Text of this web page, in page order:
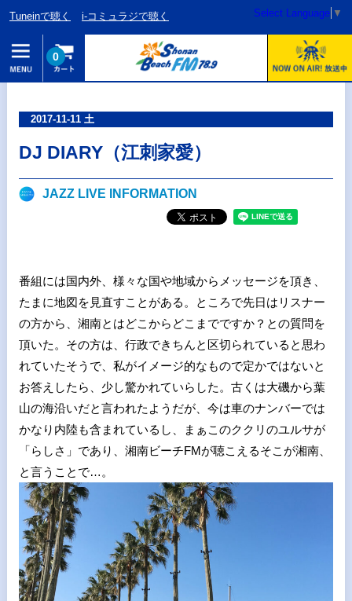
Tuneinで聴く i-コミュラジで聴く Select Language ▼
0
2017-11-11 土
DJ DIARY（江刺家愛）
JAZZ LIVE INFORMATION
番組には国内外、様々な国や地域からメッセージを頂き、
たまに地図を見直すことがある。ところで先日はリスナー
の方から、湘南とはどこからどこまでですか？との質問を
頂いた。その方は、行政できちんと区切られていると思わ
れていたそうで、私がイメージ的なもので定かではないと
お答えしたら、少し驚かれていらした。古くは大磯から葉
山の海沿いだと言われたようだが、今は車のナンバーでは
かなり内陸も含まれているし、まぁこのククリのユルサが
「らしさ」であり、湘南ビーチFMが聴こえるそこが湘南、
と言うことで…。